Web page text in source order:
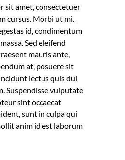
sit amet, consectetuer
cursus. Morbi ut mi.
id, condimentum
Sed eleifend
mauris ante,
at, posuere sit
lectus quis dui
Suspendisse vulputate
sint occaecat
sunt in culpa qui
anim id est laborum